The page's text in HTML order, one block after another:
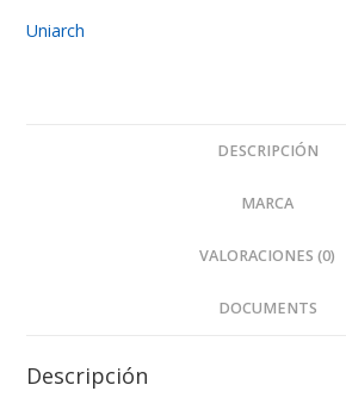
cantidad
Uniarch
DESCRIPCIÓN
MARCA
VALORACIONES (0)
DOCUMENTS
Descripción